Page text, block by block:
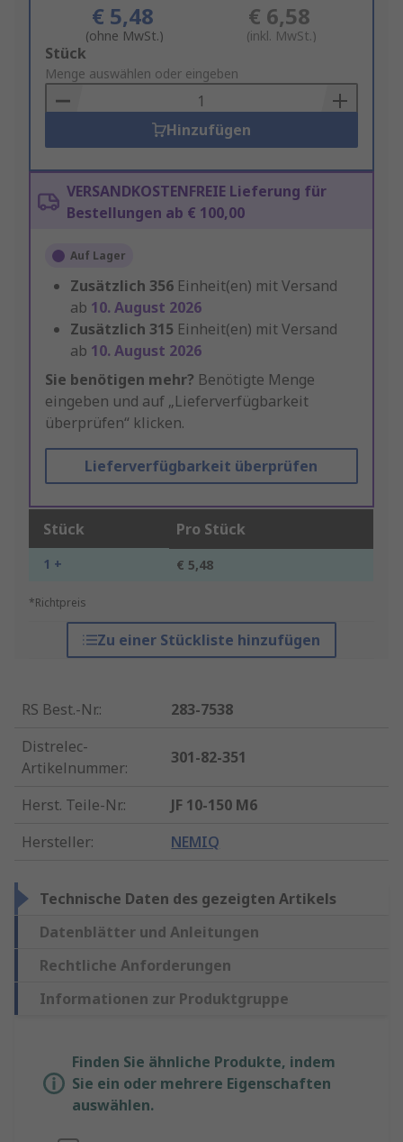
€ 5,48
(ohne MwSt.)
€ 6,58
(inkl. MwSt.)
Add
to
Basket
Stück
Menge auswählen oder eingeben
Hinzufügen
VERSANDKOSTENFREIE Lieferung für
Bestellungen ab € 100,00
Auf Lager
Zusätzlich 356 Einheit(en) mit Versand
ab 10. August 2026
Zusätzlich 315 Einheit(en) mit Versand
ab 10. August 2026
Sie benötigen mehr? Benötigte Menge
eingeben und auf „Lieferverfügbarkeit
überprüfen“ klicken.
Lieferverfügbarkeit überprüfen
Stück Pro Stück
1 + € 5,48
*Richtpreis
Zu einer Stückliste hinzufügen
RS Best.-Nr.:
283-7538
Distrelec-
Artikelnummer:
301-82-351
Herst. Teile-Nr.:
JF 10-150 M6
Hersteller: NEMIQ
Technische Daten des gezeigten Artikels
Datenblätter und Anleitungen
Rechtliche Anforderungen
Informationen zur Produktgruppe
Finden Sie ähnliche Produkte, indem
Sie ein oder mehrere Eigenschaften
auswählen.